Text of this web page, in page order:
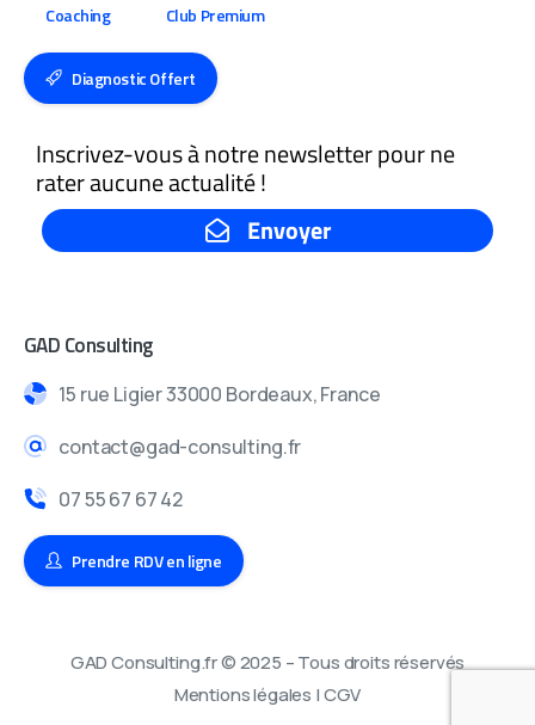
Coaching Club Premium
Diagnostic Offert
GAD Consulting
15 rue Ligier 33000 Bordeaux, France
contact@gad-consulting.fr
07 55 67 67 42
Prendre RDV en ligne
GAD Consulting.fr © 2025 – Tous droits réservés
Mentions légales |CGV